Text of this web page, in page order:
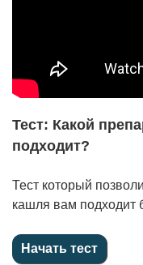
Тест: Какой
подходит?
Тест который
кашля вам подходит